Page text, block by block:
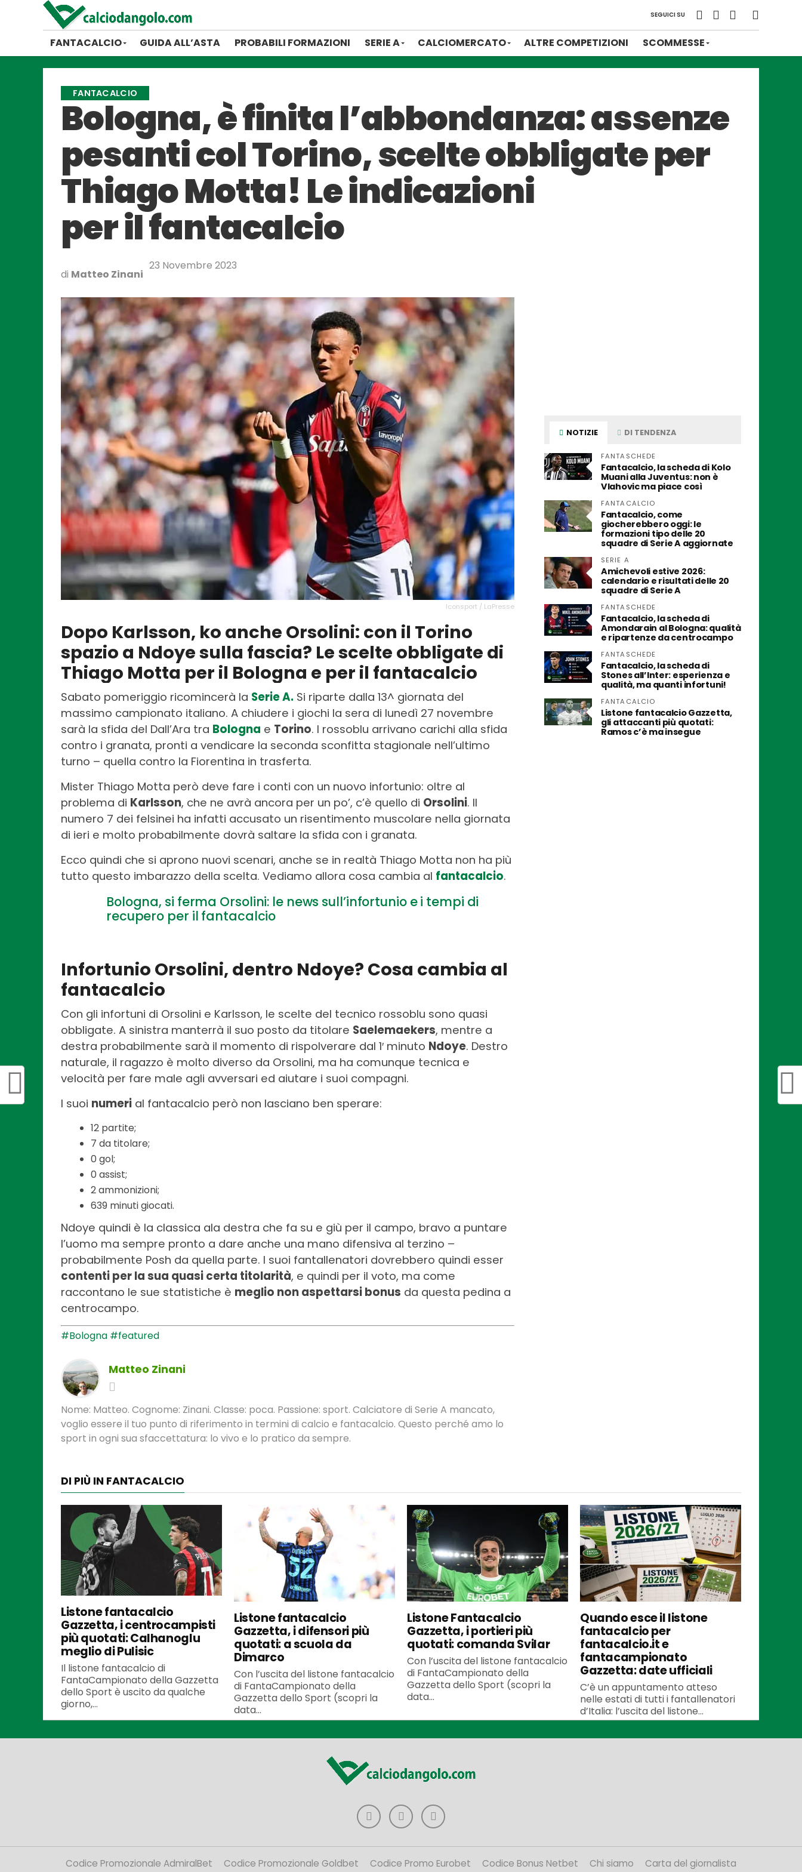
SEGUICI SU
FANTACALCIO GUIDA ALL’ASTA PROBABILI FORMAZIONI SERIE A CALCIOMERCATO ALTRE COMPETIZIONI SCOMMESSE
FANTACALCIO
Bologna, è finita l’abbondanza: assenze
pesanti col Torino, scelte obbligate per
Thiago Motta! Le indicazioni
per il fantacalcio
di Matteo Zinani
23 Novembre 2023
Iconsport / LaPresse
Dopo Karlsson, ko anche Orsolini: con il Torino
spazio a Ndoye sulla fascia? Le scelte obbligate di
Thiago Motta per il Bologna e per il fantacalcio
Sabato pomeriggio ricomincerà la Serie A. Si riparte dalla 13^ giornata del
massimo campionato italiano. A chiudere i giochi la sera di lunedì 27 novembre
sarà la sfida del Dall’Ara tra Bologna e Torino. I rossoblu arrivano carichi alla sfida
contro i granata, pronti a vendicare la seconda sconfitta stagionale nell’ultimo
turno – quella contro la Fiorentina in trasferta.
Mister Thiago Motta però deve fare i conti con un nuovo infortunio: oltre al
problema di Karlsson, che ne avrà ancora per un po’, c’è quello di Orsolini. Il
numero 7 dei felsinei ha infatti accusato un risentimento muscolare nella giornata
di ieri e molto probabilmente dovrà saltare la sfida con i granata.
Ecco quindi che si aprono nuovi scenari, anche se in realtà Thiago Motta non ha più
tutto questo imbarazzo della scelta. Vediamo allora cosa cambia al fantacalcio.
Bologna, si ferma Orsolini: le news sull’infortunio e i tempi di
recupero per il fantacalcio
Infortunio Orsolini, dentro Ndoye? Cosa cambia al
fantacalcio
Con gli infortuni di Orsolini e Karlsson, le scelte del tecnico rossoblu sono quasi
obbligate. A sinistra manterrà il suo posto da titolare Saelemaekers, mentre a
destra probabilmente sarà il momento di rispolverare dal 1′ minuto Ndoye. Destro
naturale, il ragazzo è molto diverso da Orsolini, ma ha comunque tecnica e
velocità per fare male agli avversari ed aiutare i suoi compagni.
I suoi numeri al fantacalcio però non lasciano ben sperare:
12 partite;
7 da titolare;
0 gol;
0 assist;
2 ammonizioni;
639 minuti giocati.
Ndoye quindi è la classica ala destra che fa su e giù per il campo, bravo a puntare
l’uomo ma sempre pronto a dare anche una mano difensiva al terzino –
probabilmente Posh da quella parte. I suoi fantallenatori dovrebbero quindi esser
contenti per la sua quasi certa titolarità, e quindi per il voto, ma come
raccontano le sue statistiche è meglio non aspettarsi bonus da questa pedina a
centrocampo.
#Bologna #featured
Matteo Zinani
Nome: Matteo. Cognome: Zinani. Classe: poca. Passione: sport. Calciatore di Serie A mancato,
voglio essere il tuo punto di riferimento in termini di calcio e fantacalcio. Questo perché amo lo
sport in ogni sua sfaccettatura: lo vivo e lo pratico da sempre.
NOTIZIE DI TENDENZA
FANTASCHEDE
Fantacalcio, la scheda di Kolo
Muani alla Juventus: non è
Vlahovic ma piace così
FANTACALCIO
Fantacalcio, come
giocherebbero oggi: le
formazioni tipo delle 20
squadre di Serie A aggiornate
SERIE A
Amichevoli estive 2026:
calendario e risultati delle 20
squadre di Serie A
FANTASCHEDE
Fantacalcio, la scheda di
Amondarain al Bologna: qualità
e ripartenze da centrocampo
FANTASCHEDE
Fantacalcio, la scheda di
Stones all’Inter: esperienza e
qualità, ma quanti infortuni!
FANTACALCIO
Listone fantacalcio Gazzetta,
gli attaccanti più quotati:
Ramos c’è ma insegue
DI PIÙ IN FANTACALCIO
Listone fantacalcio
Gazzetta, i centrocampisti
più quotati: Calhanoglu
meglio di Pulisic
Il listone fantacalcio di
FantaCampionato della Gazzetta
dello Sport è uscito da qualche
giorno,...
Listone fantacalcio
Gazzetta, i difensori più
quotati: a scuola da
Dimarco
Con l’uscita del listone fantacalcio
di FantaCampionato della
Gazzetta dello Sport (scopri la
data...
Listone Fantacalcio
Gazzetta, i portieri più
quotati: comanda Svilar
Con l’uscita del listone fantacalcio
di FantaCampionato della
Gazzetta dello Sport (scopri la
data...
Quando esce il listone
fantacalcio per
fantacalcio.it e
fantacampionato
Gazzetta: date ufficiali
C’è un appuntamento atteso
nelle estati di tutti i fantallenatori
d’Italia: l’uscita del listone...
Codice Promozionale AdmiralBet Codice Promozionale Goldbet Codice Promo Eurobet Codice Bonus Netbet Chi siamo Carta del giornalista